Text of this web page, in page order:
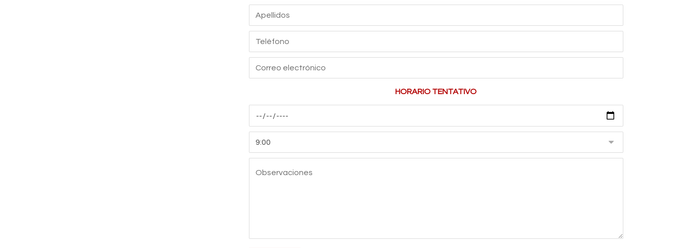
HORARIO TENTATIVO